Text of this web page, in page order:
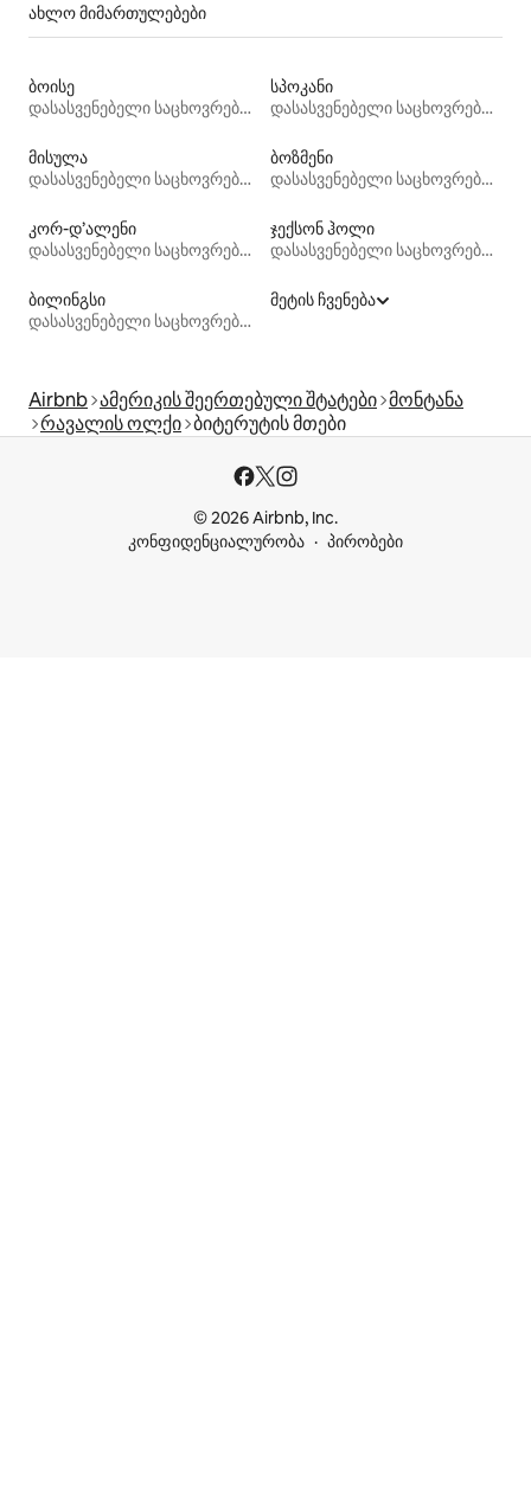
ახლო მიმართულებები
ბოისე
დასასვენებელი საცხოვრებლები
სპოკანი
დასასვენებელი საცხოვრებლები
მისულა
დასასვენებელი საცხოვრებლები
ბოზმენი
დასასვენებელი საცხოვრებლები
კორ-დ’ალენი
დასასვენებელი საცხოვრებლები
ჯექსონ ჰოლი
დასასვენებელი საცხოვრებლები
ბილინგსი
დასასვენებელი საცხოვრებლები
მეტის ჩვენება
Airbnb ამერიკის შეერთებული შტატები მონტანა
რავალის ოლქი ბიტერუტის მთები
© 2026 Airbnb, Inc.
კონფიდენციალურობა
პირობები